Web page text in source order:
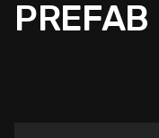
PREFAB